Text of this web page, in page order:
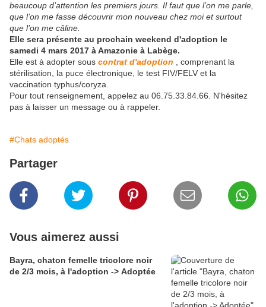
beaucoup d’attention les premiers jours. Il faut que l’on me parle,
que l’on me fasse découvrir mon nouveau chez moi et surtout
que l’on me câline.
Elle sera présente au prochain weekend d'adoption le
samedi 4 mars 2017 à Amazonie à Labège.
Elle est à adopter sous contrat d'adoption
, comprenant la
stérilisation, la puce électronique, le test FIV/FELV et la
vaccination typhus/coryza.
Pour tout renseignement, appelez au 06.75.33.84.66. N'hésitez
pas à laisser un message ou à rappeler.
#Chats adoptés
Partager
Vous aimerez aussi
Bayra, chaton femelle tricolore noir
de 2/3 mois, à l'adoption -> Adoptée